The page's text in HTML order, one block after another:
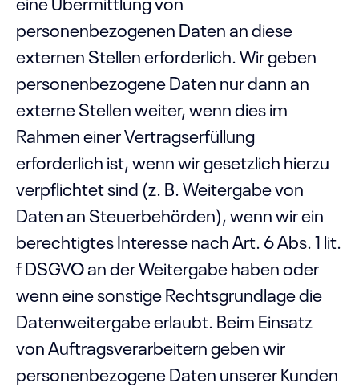
personenbezogenen Daten an diese
externen Stellen erforderlich. Wir geben
personenbezogene Daten nur dann an
externe Stellen weiter, wenn dies im
Rahmen einer Vertragserfüllung
erforderlich ist, wenn wir gesetzlich hierzu
verpflichtet sind (z. B. Weitergabe von
Daten an Steuerbehörden), wenn wir ein
berechtigtes Interesse nach Art. 6 Abs. 1 lit.
f DSGVO an der Weitergabe haben oder
wenn eine sonstige Rechtsgrundlage die
Datenweitergabe erlaubt. Beim Einsatz
von Auftragsverarbeitern geben wir
personenbezogene Daten unserer Kunden